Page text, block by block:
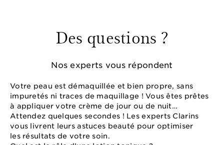
Des questions ?
Nos experts vous répondent
Votre peau est démaquillée et bien propre, sans
impuretés ni traces de maquillage ! Vous êtes prêtes
à appliquer votre crème de jour ou de nuit…
Attendez quelques secondes ! Les experts Clarins
vous livrent leurs astuces beauté pour optimiser
les résultats de votre soin.